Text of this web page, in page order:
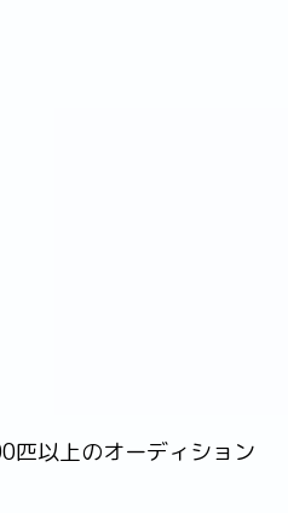
匹以上のオーディション